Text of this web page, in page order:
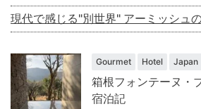
現代で感じる"別世界" アーミッシュ
Gourmet Hotel Japan
箱根フォンテーヌ・
宿泊記